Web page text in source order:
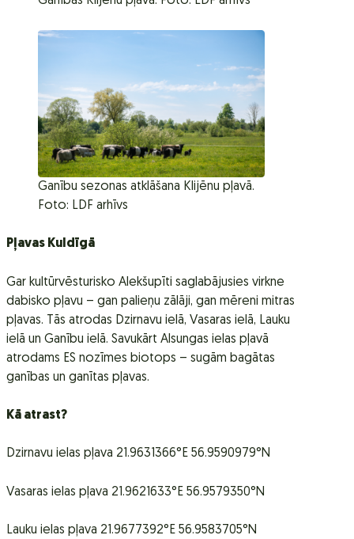
Ganību sezonas atklāšana Klijēnu pļavā.
Foto: LDF arhīvs
Pļavas Kuldīgā
Gar kultūrvēsturisko Alekšupīti saglabājusies virkne
dabisko pļavu – gan palieņu zālāji, gan mēreni mitras
pļavas. Tās atrodas Dzirnavu ielā, Vasaras ielā, Lauku
ielā un Ganību ielā. Savukārt Alsungas ielas pļavā
atrodams ES nozīmes biotops – sugām bagātas
ganības un ganītas pļavas.
Kā atrast?
Dzirnavu ielas pļava 21.9631366°E 56.9590979°N
Vasaras ielas pļava 21.9621633°E 56.9579350°N
Lauku ielas pļava 21.9677392°E 56.9583705°N